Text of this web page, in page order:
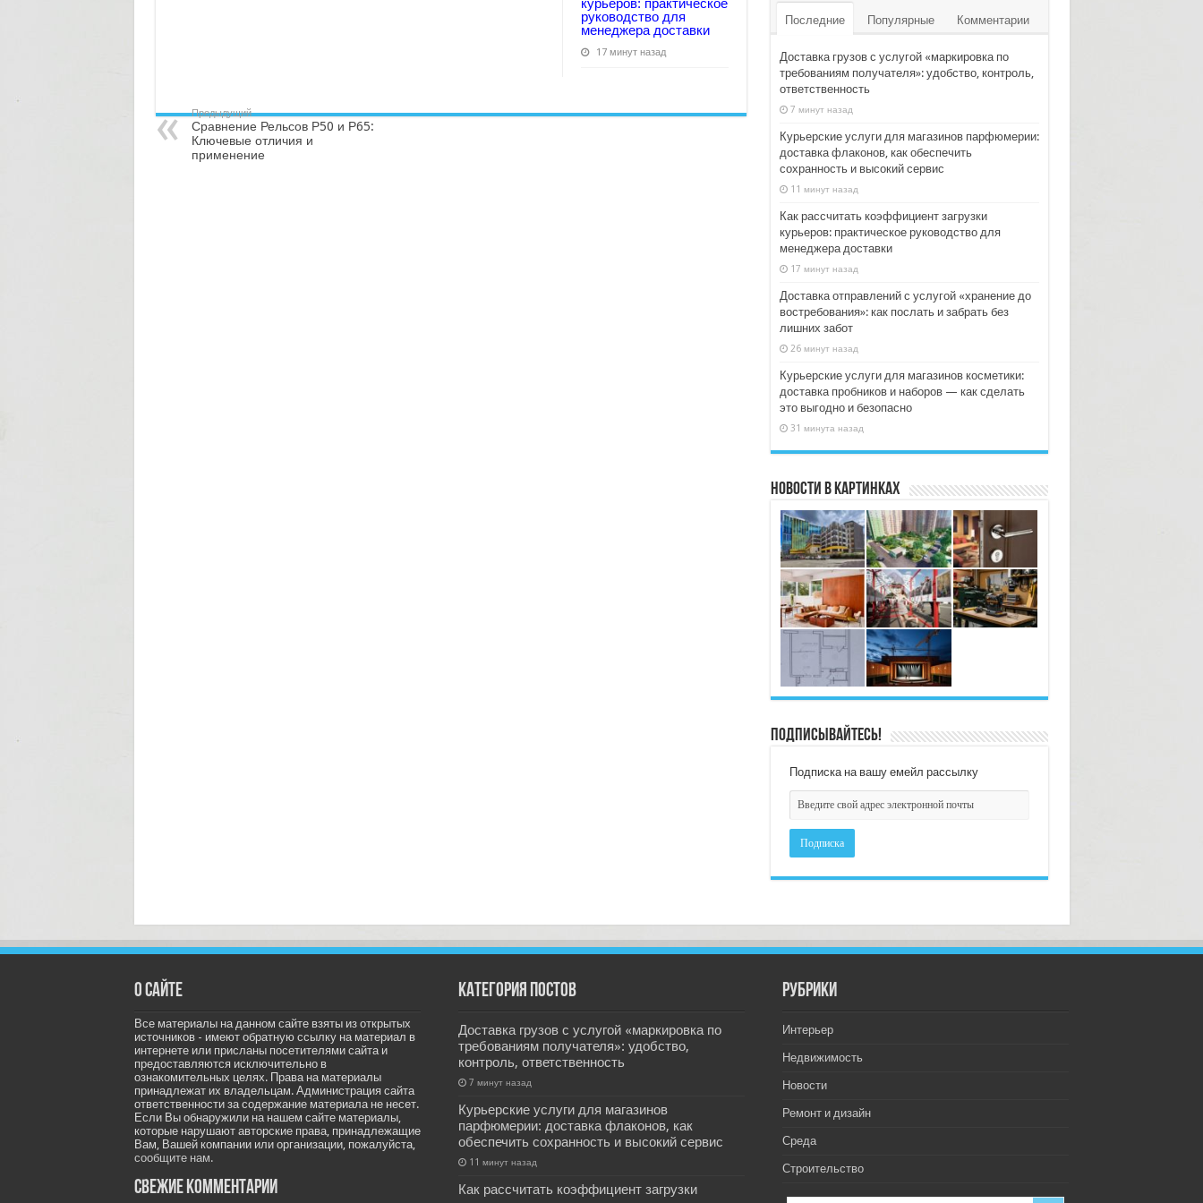
курьеров: практическое
руководство для
менеджера доставки
17 минут назад
Предыдущий
Сравнение Рельсов Р50 и Р65:
Ключевые отличия и
применение
Последние Популярные Комментарии
Доставка грузов с услугой «маркировка по
требованиям получателя»: удобство, контроль,
ответственность
7 минут назад
Курьерские услуги для магазинов парфюмерии:
доставка флаконов, как обеспечить
сохранность и высокий сервис
11 минут назад
Как рассчитать коэффициент загрузки
курьеров: практическое руководство для
менеджера доставки
17 минут назад
Доставка отправлений с услугой «хранение до
востребования»: как послать и забрать без
лишних забот
26 минут назад
Курьерские услуги для магазинов косметики:
доставка пробников и наборов — как сделать
это выгодно и безопасно
31 минута назад
Новости в картинках
Подписывайтесь!
Подписка на вашу емейл рассылку
О сайте
Все материалы на данном сайте взяты из открытых
источников - имеют обратную ссылку на материал в
интернете или присланы посетителями сайта и
предоставляются исключительно в
ознакомительных целях. Права на материалы
принадлежат их владельцам. Администрация сайта
ответственности за содержание материала не несет.
Если Вы обнаружили на нашем сайте материалы,
которые нарушают авторские права, принадлежащие
Вам, Вашей компании или организации, пожалуйста,
сообщите нам.
Свежие комментарии
Категория постов
Доставка грузов с услугой «маркировка по
требованиям получателя»: удобство,
контроль, ответственность
7 минут назад
Курьерские услуги для магазинов
парфюмерии: доставка флаконов, как
обеспечить сохранность и высокий сервис
11 минут назад
Как рассчитать коэффициент загрузки
РУбрики
Интерьер
Недвижимость
Новости
Ремонт и дизайн
Среда
Строительство